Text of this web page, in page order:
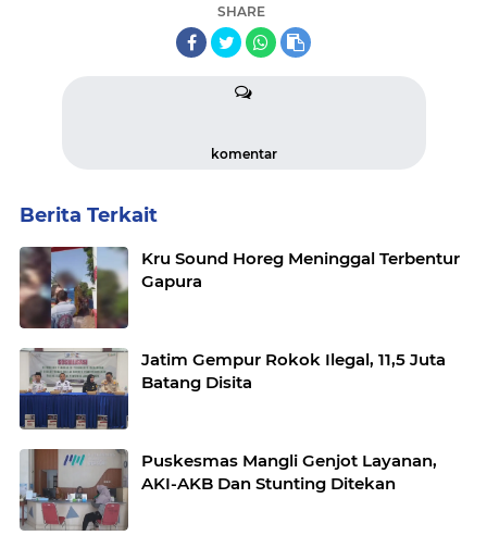
SHARE
komentar
Berita Terkait
Kru Sound Horeg Meninggal Terbentur
Gapura
Jatim Gempur Rokok Ilegal, 11,5 Juta
Batang Disita
Puskesmas Mangli Genjot Layanan,
AKI-AKB Dan Stunting Ditekan